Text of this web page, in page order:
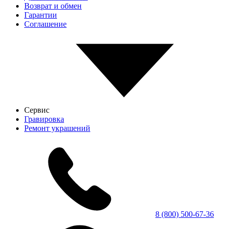
Возврат и обмен
Гарантии
Соглашение
Сервис
Гравировка
Ремонт украшений
8 (800) 500-67-36